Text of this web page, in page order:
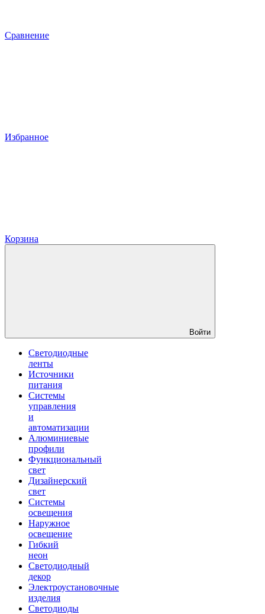
Сравнение
Избранное
Корзина
Войти
Светодиодные
ленты
Источники
питания
Системы
управления
и
автоматизации
Алюминиевые
профили
Функциональный
свет
Дизайнерский
свет
Системы
освещения
Наружное
освещение
Гибкий
неон
Светодиодный
декор
Электроустановочные
изделия
Светодиоды